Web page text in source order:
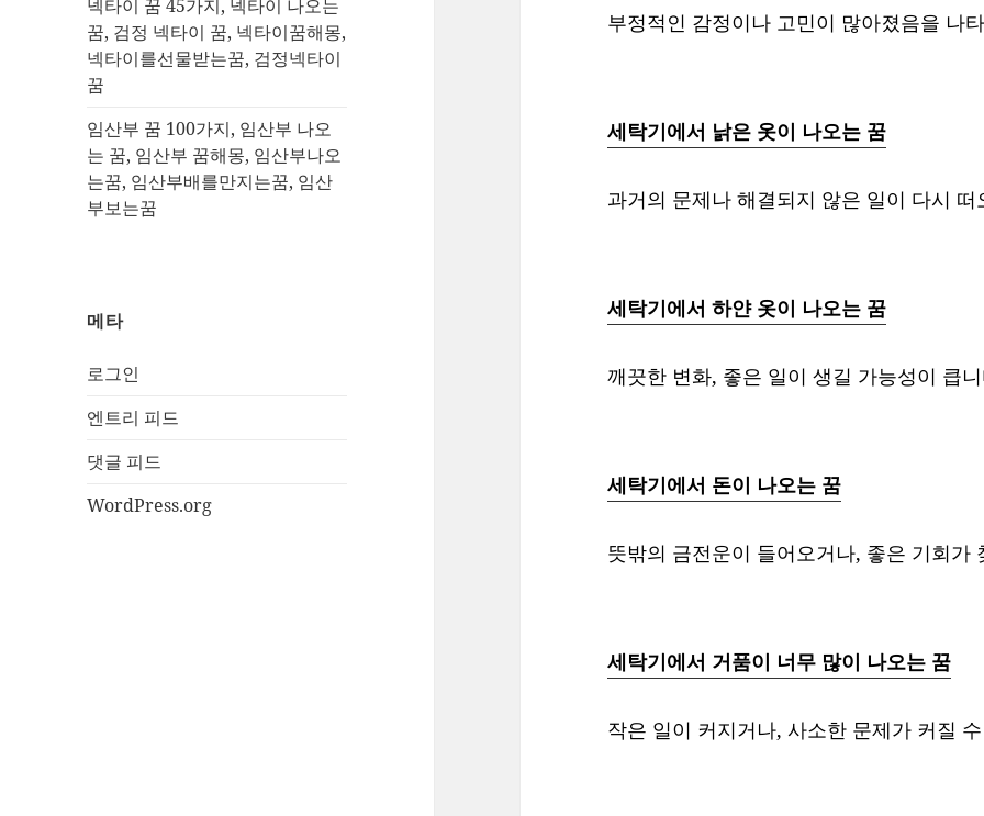
넥타이 꿈 45가지, 넥타이 나오는
꿈, 검정 넥타이 꿈, 넥타이꿈해몽,
넥타이를선물받는꿈, 검정넥타이
꿈
임산부 꿈 100가지, 임산부 나오
는 꿈, 임산부 꿈해몽, 임산부나오
는꿈, 임산부배를만지는꿈, 임산
부보는꿈
메타
로그인
엔트리 피드
댓글 피드
WordPress.org
부정적인 감정이나 고민이 많아졌음을 나
세탁기에서 낡은 옷이 나오는 꿈
과거의 문제나 해결되지 않은 일이 다시
세탁기에서 하얀 옷이 나오는 꿈
깨끗한 변화, 좋은 일이 생길 가능성이 큽
세탁기에서 돈이 나오는 꿈
뜻밖의 금전운이 들어오거나, 좋은 기회가
세탁기에서 거품이 너무 많이 나오는 꿈
작은 일이 커지거나, 사소한 문제가 커질